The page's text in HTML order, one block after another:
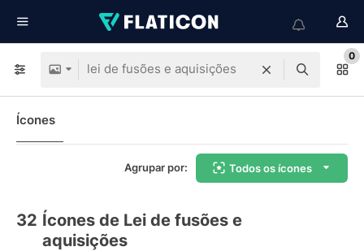
0
Ícones
Agrupar por: Todos os ícones
32 Ícones de Lei de fusões e
aquisições